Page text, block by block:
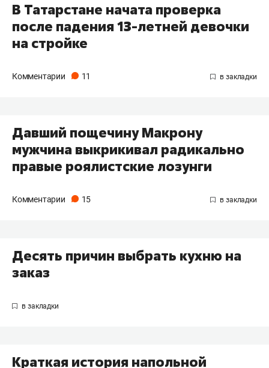
В Татарстане начата проверка
после падения 13-летней девочки
на стройке
Комментарии 11
Давший пощечину Макрону
мужчина выкрикивал радикально
правые роялистские лозунги
Комментарии 15
Десять причин выбрать кухню на
заказ
Краткая история напольной